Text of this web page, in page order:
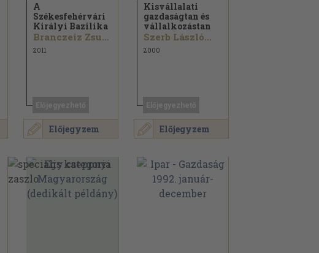
Előjegyzem
A
Székesfehérvári
Királyi Bazilika
Branczeiz Zsuzsanna
2011
Előjegyzem
Kisvállalati
gazdaságtan és
vállalkozástan
Szerb László...
2000